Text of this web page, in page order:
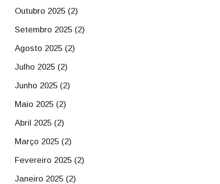
Outubro 2025 (2)
Setembro 2025 (2)
Agosto 2025 (2)
Julho 2025 (2)
Junho 2025 (2)
Maio 2025 (2)
Abril 2025 (2)
Março 2025 (2)
Fevereiro 2025 (2)
Janeiro 2025 (2)